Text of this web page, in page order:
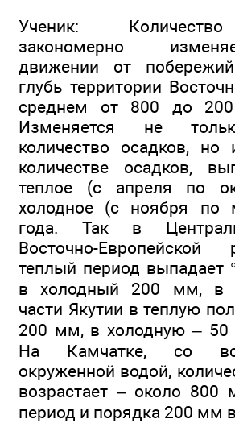
Ученик:
закономерно
движении от
глубь территории
среднем от 800 до
Изменяется не
количество осадков,
количестве осадков,
теплое (с апреля по
холодное (с ноября по
года. Так в
Восточно-
теплый период выпадает
в холодный 200 мм, в
части Якутии в теплую
200 мм, в холодную – 50
На Камчатке, со
окруженной водой,
возрастает – около
период и порядка 200 мм